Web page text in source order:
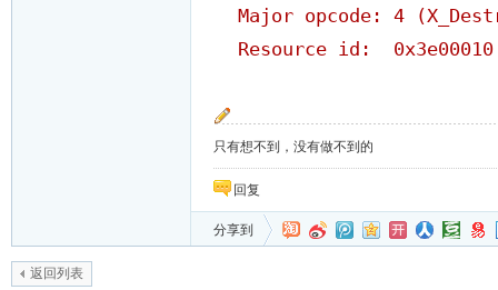
Major opcode: 4
Resource id: 0x3e00010
只有想不到，没有做不到的
回复
分享到
返回列表